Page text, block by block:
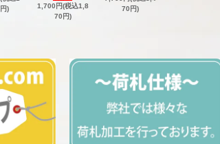
)
1,700円(税込1,8
70円)
70円)